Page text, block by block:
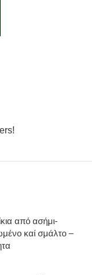
από ασήμι-
καί σμάλτο –